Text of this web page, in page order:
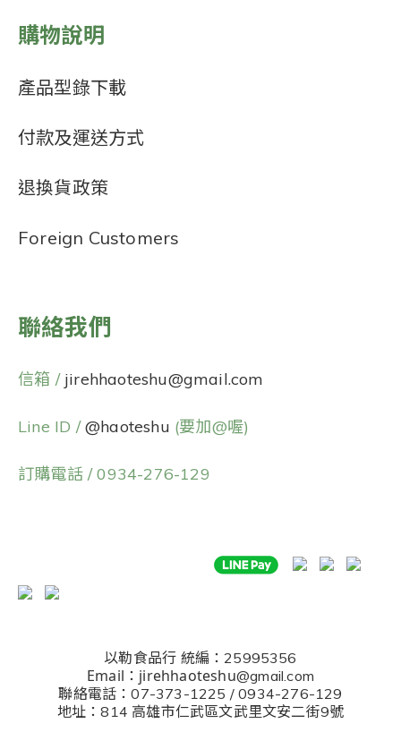
購物說明
產品型錄下載
付款及運送方式
退換貨政策
Foreign Customers
聯絡我們
信箱 / jirehhaoteshu@gmail.com
Line ID /@haoteshu (要加@喔)
訂購電話 / 0934-276-129
以勒食品行 統編：25995356
Email：jirehhaoteshu@gmail.com
聯絡電話：07-373-1225 / 0934-276-129
地址：814 高雄市仁武區文武里文安二街9號